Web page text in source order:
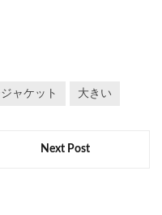
ャケット 大きい
Next Post